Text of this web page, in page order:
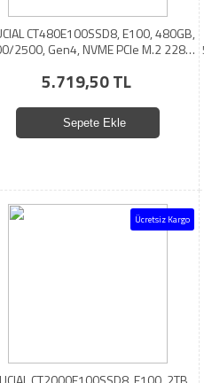
CT480E100SSD8, E100, 480GB,
2500, Gen4, NVME PCIe M.2 2280,
5.719,50 TL
Sepete Ekle
Ücretsiz Kargo